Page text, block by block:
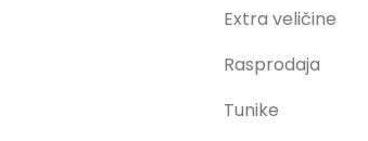
Extra veličine
Rasprodaja
Tunike